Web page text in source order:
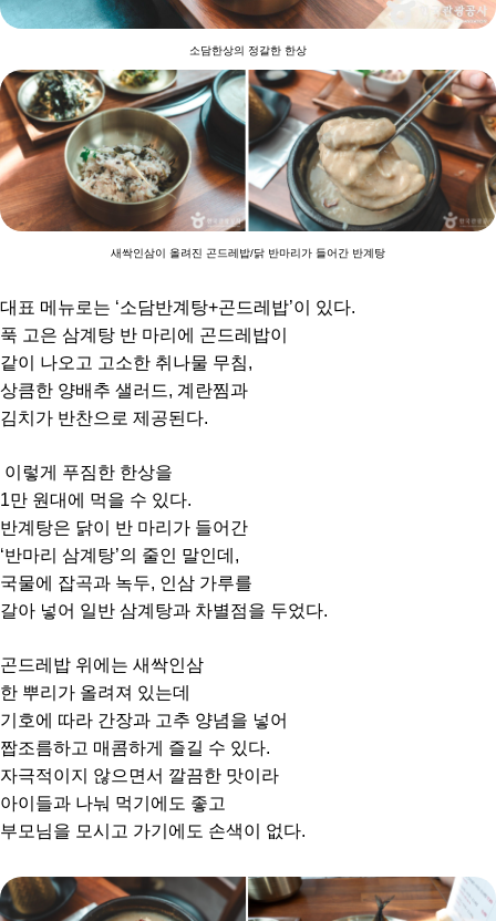
소담한상의 정갈한 한상
새싹인삼이 올려진 곤드레밥/닭 반마리가 들어간 반계탕
대표 메뉴로는 ‘소담반계탕+곤드레밥’이 있다.
푹 고은 삼계탕 반 마리에 곤드레밥이
같이 나오고 고소한 취나물 무침,
상큼한 양배추 샐러드, 계란찜과
김치가 반찬으로 제공된다.
이렇게 푸짐한 한상을
1만 원대에 먹을 수 있다.
반계탕은 닭이 반 마리가 들어간
‘반마리 삼계탕’의 줄인 말인데,
국물에 잡곡과 녹두, 인삼 가루를
갈아 넣어 일반 삼계탕과 차별점을 두었다.
곤드레밥 위에는 새싹인삼
한 뿌리가 올려져 있는데
기호에 따라 간장과 고추 양념을 넣어
짭조름하고 매콤하게 즐길 수 있다.
자극적이지 않으면서 깔끔한 맛이라
아이들과 나눠 먹기에도 좋고
부모님을 모시고 가기에도 손색이 없다.